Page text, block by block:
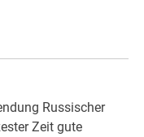
Russischer
Zeit gute